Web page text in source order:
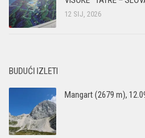
12 SIJ, 2026
BUDUĆI IZLETI
Mangart (2679 m),